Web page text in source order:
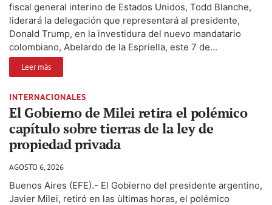
fiscal general interino de Estados Unidos, Todd Blanche,
liderará la delegación que representará al presidente,
Donald Trump, en la investidura del nuevo mandatario
colombiano, Abelardo de la Espriella, este 7 de...
Leer más
INTERNACIONALES
El Gobierno de Milei retira el polémico
capítulo sobre tierras de la ley de
propiedad privada
AGOSTO 6, 2026
Buenos Aires (EFE).- El Gobierno del presidente argentino,
Javier Milei, retiró en las ùltimas horas, el polémico